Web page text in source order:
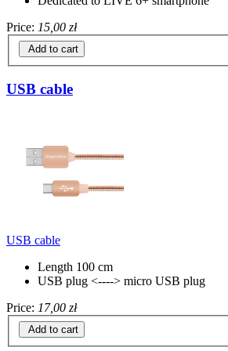
Price: 15,00 zł
Add to cart
USB cable
USB cable
Length 100 cm
USB plug <----> micro USB plug
Price: 17,00 zł
Add to cart